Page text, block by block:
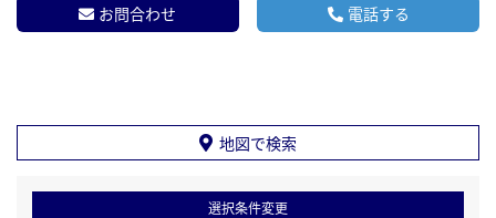
お問合わせ 電話する
地図で検索
選択条件変更